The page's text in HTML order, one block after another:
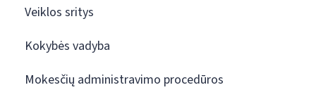
Veiklos sritys
Kokybės vadyba
Mokesčių administravimo procedūros